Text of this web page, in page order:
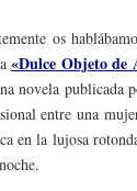
os
«Dulce Objeto de
novela publicada
entre una
en la lujosa